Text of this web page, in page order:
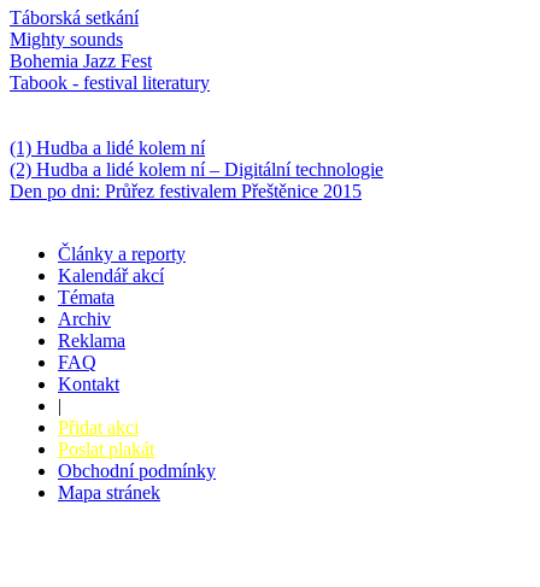
Táborská setkání
Mighty sounds
Bohemia Jazz Fest
Tabook - festival literatury
(1) Hudba a lidé kolem ní
(2) Hudba a lidé kolem ní – Digitální technologie
Den po dni: Průřez festivalem Přeštěnice 2015
Články a reporty
Kalendář akcí
Témata
Archiv
Reklama
FAQ
Kontakt
|
Přidat akci
Poslat plakát
Obchodní podmínky
Mapa stránek